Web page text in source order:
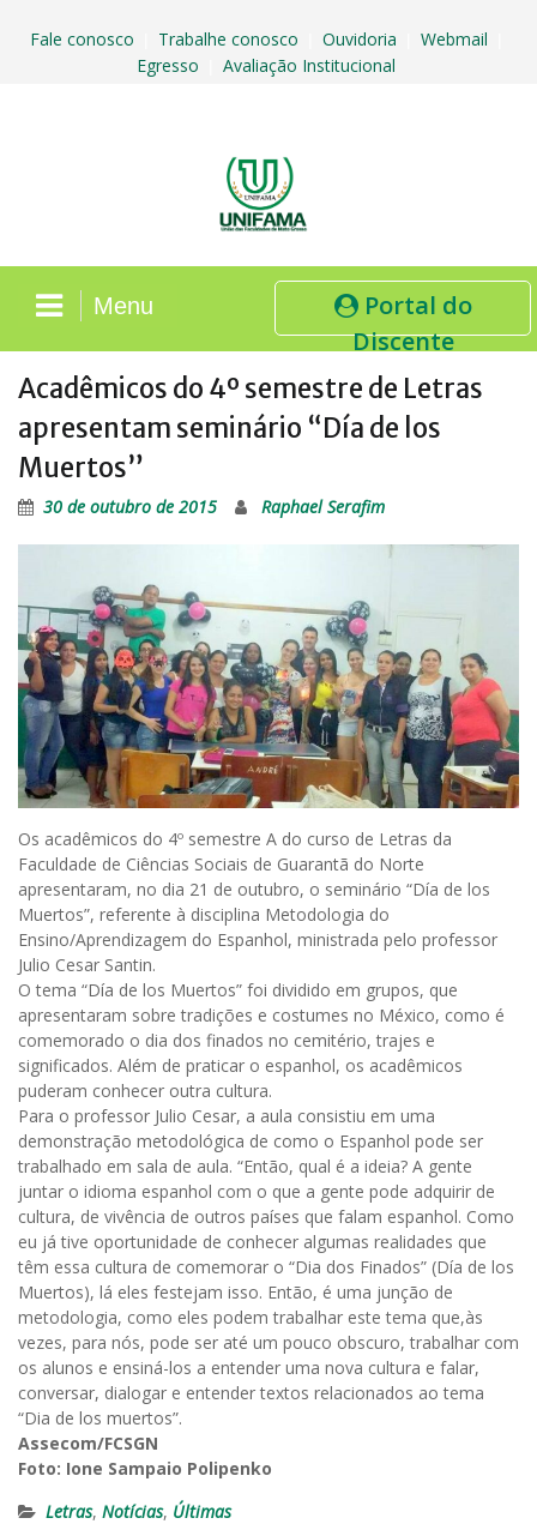
Fale conosco Trabalhe conosco Ouvidoria Webmail
Egresso Avaliação Institucional
Portal do
Discente
Menu
Acadêmicos do 4º semestre de Letras
apresentam seminário “Día de los
Muertos”
30 de outubro de 2015 Raphael Serafim
Os acadêmicos do 4º semestre A do curso de Letras da
Faculdade de Ciências Sociais de Guarantã do Norte
apresentaram, no dia 21 de outubro, o seminário “Día de los
Muertos”, referente à disciplina Metodologia do
Ensino/Aprendizagem do Espanhol, ministrada pelo professor
Julio Cesar Santin.
O tema “Día de los Muertos” foi dividido em grupos, que
apresentaram sobre tradições e costumes no México, como é
comemorado o dia dos finados no cemitério, trajes e
significados. Além de praticar o espanhol, os acadêmicos
puderam conhecer outra cultura.
Para o professor Julio Cesar, a aula consistiu em uma
demonstração metodológica de como o Espanhol pode ser
trabalhado em sala de aula. “Então, qual é a ideia? A gente
juntar o idioma espanhol com o que a gente pode adquirir de
cultura, de vivência de outros países que falam espanhol. Como
eu já tive oportunidade de conhecer algumas realidades que
têm essa cultura de comemorar o “Dia dos Finados” (Día de los
Muertos), lá eles festejam isso. Então, é uma junção de
metodologia, como eles podem trabalhar este tema que,às
vezes, para nós, pode ser até um pouco obscuro, trabalhar com
os alunos e ensiná-los a entender uma nova cultura e falar,
conversar, dialogar e entender textos relacionados ao tema
“Dia de los muertos”.
Assecom/FCSGN
Foto: Ione Sampaio Polipenko
Letras, Notícias, Últimas